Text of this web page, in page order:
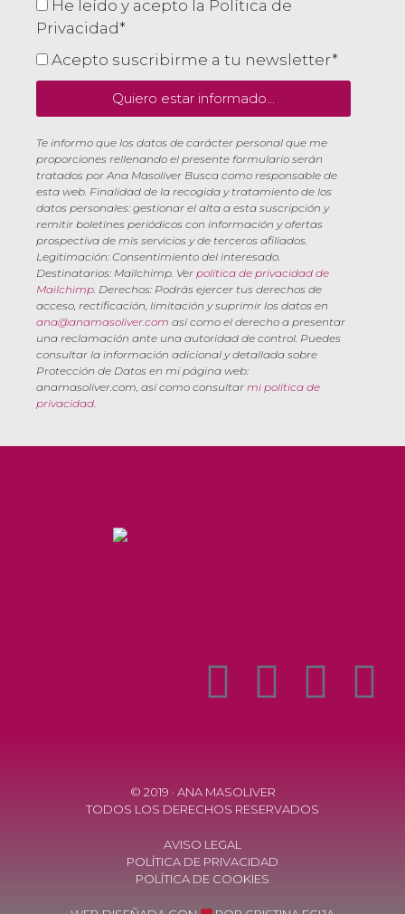
He leído y acepto la Política de
Privacidad*
Acepto suscribirme a tu newsletter*
Quiero estar informado...
Te informo que los datos de carácter personal que me
proporciones rellenando el presente formulario serán
tratados por Ana Masoliver Busca como responsable de
esta web. Finalidad de la recogida y tratamiento de los
datos personales: gestionar el alta a esta suscripción y
remitir boletines periódicos con información y ofertas
prospectiva de mis servicios y de terceros afiliados.
Legitimación: Consentimiento del interesado.
Destinatarios: Mailchimp. Ver política de privacidad de
Mailchimp . Derechos: Podrás ejercer tus derechos de
acceso, rectificación, limitación y suprimir los datos en
ana@anamasoliver.com así como el derecho a presentar
una reclamación ante una autoridad de control. Puedes
consultar la información adicional y detallada sobre
Protección de Datos en mi página web:
anamasoliver.com, así como consultar mi política de
privacidad
© 2019 · ANA MASOLIVER
TODOS LOS DERECHOS RESERVADOS
AVISO LEGAL
POLÍTICA DE PRIVACIDAD
POLÍTICA DE COOKIES